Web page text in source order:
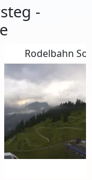
-
Rodelbahn